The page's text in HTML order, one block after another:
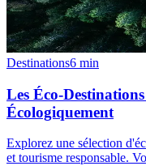
Destinations6 min
Les Éco-
Écologiquement
Explorez une sélection
et tourisme responsable.